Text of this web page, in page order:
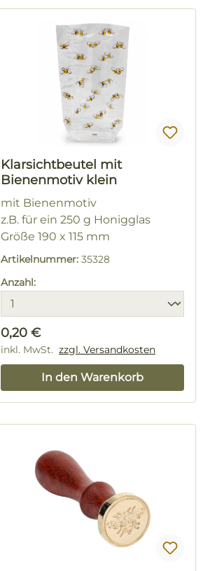
Klarsichtbeutel mit
Bienenmotiv klein
mit Bienenmotiv
z.B. für ein 250 g Honigglas
Größe 190 x 115 mm
Artikelnummer: 35328
Anzahl:
Regulärer Preis:
0,20 €
inkl. MwSt. zzgl. Versandkosten
In den Warenkorb